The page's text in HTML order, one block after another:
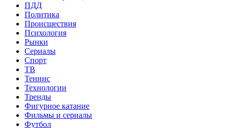
ПДД
Политика
Происшествия
Психология
Рынки
Сериалы
Спорт
ТВ
Теннис
Технологии
Тренды
Фигурное катание
Фильмы и сериалы
Футбол